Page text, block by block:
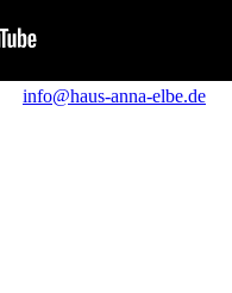
info@haus-anna-elbe.de